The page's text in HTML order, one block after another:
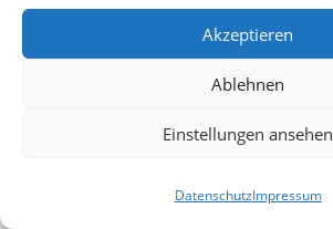
Akzeptieren
Ablehnen
Einstellungen ansehen
DatenschutzImpressum